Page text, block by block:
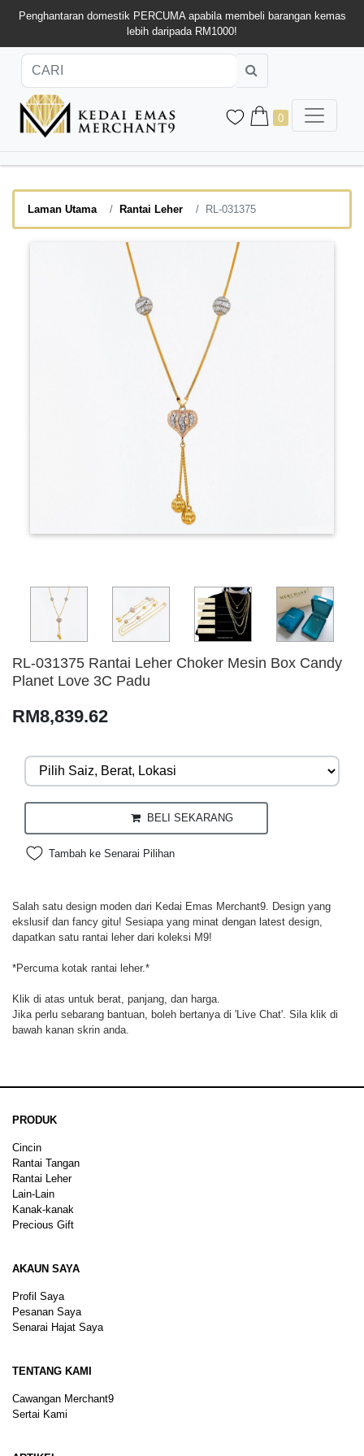
Penghantaran domestik PERCUMA apabila membeli barangan kemas
lebih daripada RM1000!
0
Laman Utama Rantai Leher RL-031375
RL-031375 Rantai Leher Choker Mesin Box Candy
Planet Love 3C Padu
RM8,839.62
BELI SEKARANG
Tambah ke Senarai Pilihan
Salah satu design moden dari Kedai Emas Merchant9. Design yang
ekslusif dan fancy gitu! Sesiapa yang minat dengan latest design,
dapatkan satu rantai leher dari koleksi M9!
*Percuma kotak rantai leher.*
Klik di atas untuk berat, panjang, dan harga.
Jika perlu sebarang bantuan, boleh bertanya di 'Live Chat'. Sila klik di
bawah kanan skrin anda.
PRODUK
Cincin
Rantai Tangan
Rantai Leher
Lain-Lain
Kanak-kanak
Precious Gift
AKAUN SAYA
Profil Saya
Pesanan Saya
Senarai Hajat Saya
TENTANG KAMI
Cawangan Merchant9
Sertai Kami